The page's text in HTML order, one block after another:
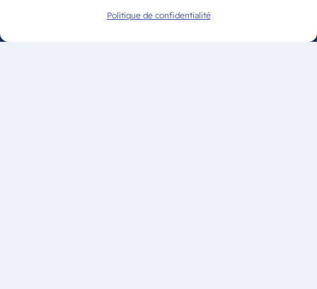
Politique de confidentialité
Politique de confidentialité